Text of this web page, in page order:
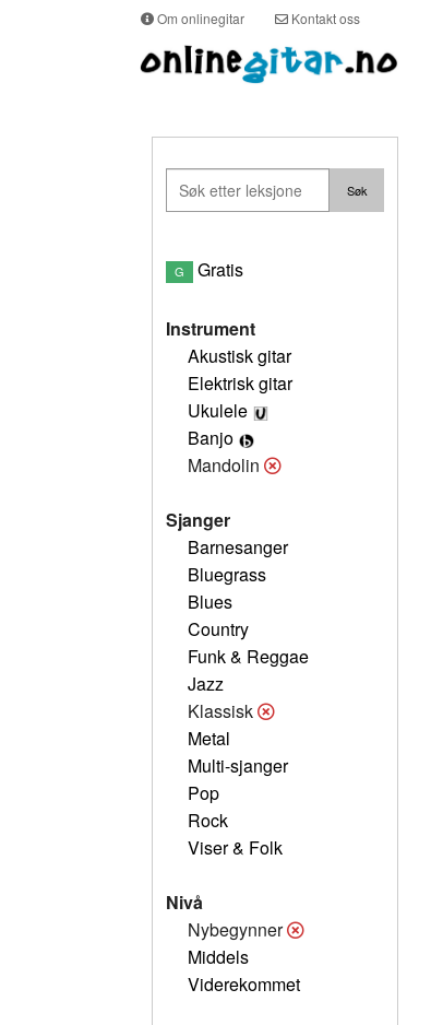
Om onlinegitar Kontakt oss
G Gratis
Instrument
Akustisk gitar
Elektrisk gitar
Ukulele
Banjo
Mandolin
Sjanger
Barnesanger
Bluegrass
Blues
Country
Funk & Reggae
Jazz
Klassisk
Metal
Multi-sjanger
Pop
Rock
Viser & Folk
Nivå
Nybegynner
Middels
Viderekommet